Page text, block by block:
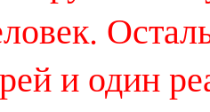
и один